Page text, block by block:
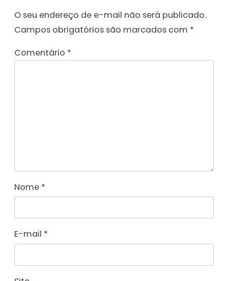
O seu endereço de e-mail não será publicado.
Campos obrigatórios são marcados com *
Comentário *
Nome *
E-mail *